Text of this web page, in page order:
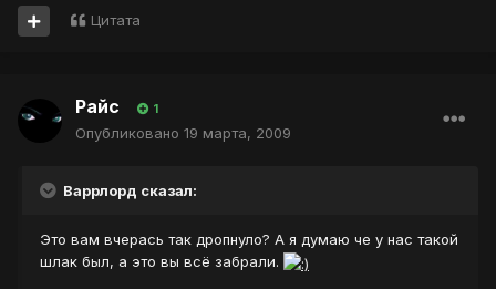
Цитата
Райс 1
Опубликовано 19 марта, 2009
Варрлорд сказал:
Это вам вчерась так дропнуло? А я думаю че у нас такой
шлак был, а это вы всё забрали.